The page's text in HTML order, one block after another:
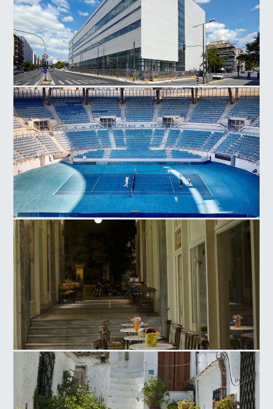
Εθνικό Μουσείο Σύγχρονης Τέχνης
Ολυμπιακό Αθλητικό Κέντρο Αθηνών, Γήπεδο Τέννις
Πλατεία Αγ. Ειρήνης